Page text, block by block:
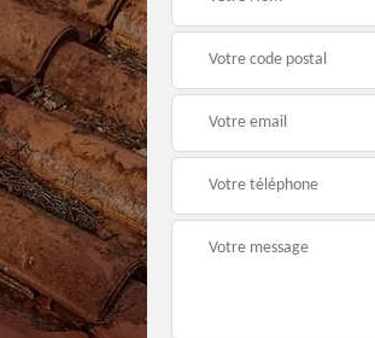
toiture 62
62 Pas-de-